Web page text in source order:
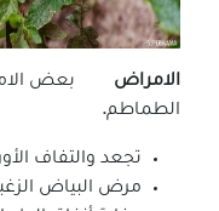
الامراض
بعض
الطماطم.
تجعد والتفاف
مرض البياض